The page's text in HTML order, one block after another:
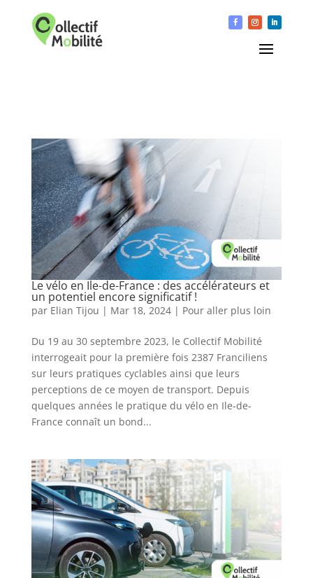
Le vélo en Ile-de-France : des accélérateurs et
un potentiel encore significatif !
par Elian Tijou | Mar 18, 2024| Pour aller plus loin
Du 19 au 30 septembre 2023, le Collectif Mobilité
interrogeait pour la première fois 2387 Franciliens
sur leurs pratiques cyclables ainsi que leurs
perceptions de ce moyen de transport. Depuis
quelques années le pratique du vélo en Ile-de-
France connaît un bond...